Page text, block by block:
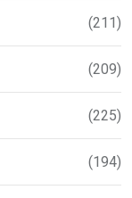
(211)
(209)
(225)
(194)